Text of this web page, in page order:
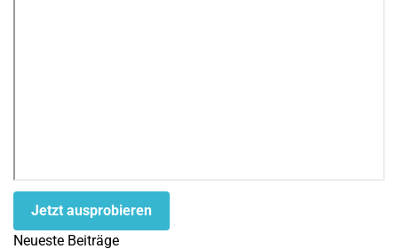
Jetzt ausprobieren
Neueste Beiträge